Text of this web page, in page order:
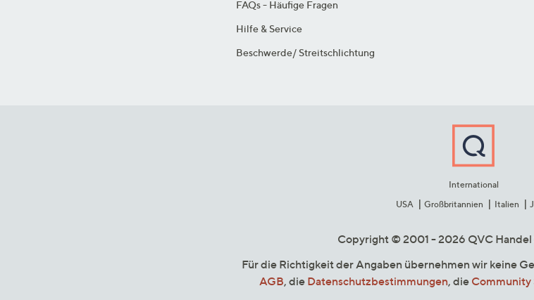
FAQs - Häufige Fragen
Hilfe & Service
Beschwerde/ Streitschlichtung
International
USA
Großbritannien Italien
Copyright © 2001 - 2026 QVC Handel
Für die Richtigkeit der Angaben übernehmen wir keine
AGB, die Datenschutzbestimmungen, die Community